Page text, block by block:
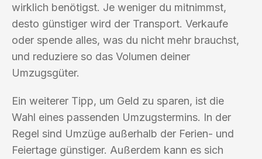
wirklich benötigst. Je weniger du mitnimmst,
desto günstiger wird der Transport. Verkaufe
oder spende alles, was du nicht mehr brauchst,
und reduziere so das Volumen deiner
Umzugsgüter.
Ein weiterer Tipp, um Geld zu sparen, ist die
Wahl eines passenden Umzugstermins. In der
Regel sind Umzüge außerhalb der Ferien- und
Feiertage günstiger. Außerdem kann es sich